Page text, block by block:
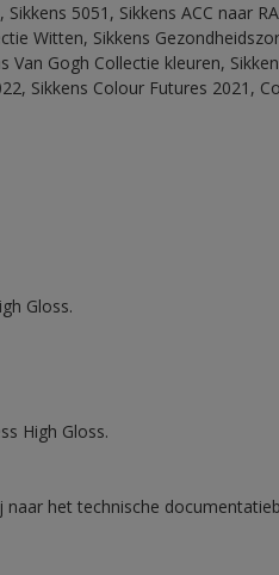
5051, Sikkens ACC naar
Witten, Sikkens
Van Gogh Collectie kleuren,
Sikkens Colour Futures 2021,
Gloss.
High Gloss.
het technische